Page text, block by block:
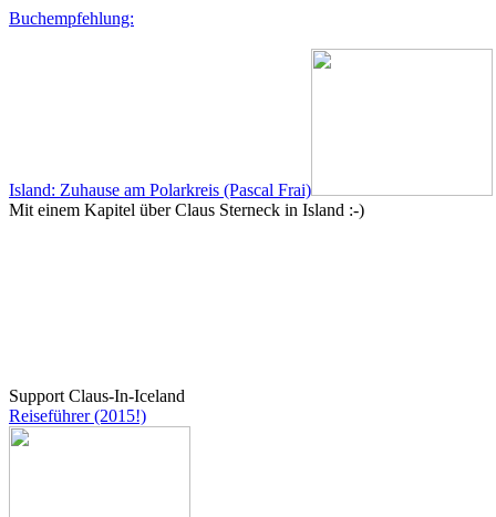
Buchempfehlung:
Island: Zuhause am Polarkreis (Pascal Frai)
Mit einem Kapitel über Claus Sterneck in Island :-)
Support Claus-In-Iceland
Reiseführer (2015!)